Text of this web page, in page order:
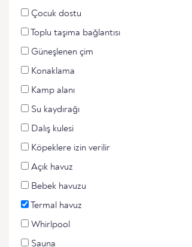
Çocuk dostu
Toplu taşıma bağlantısı
Güneşlenen çim
Konaklama
Kamp alanı
Su kaydırağı
Dalış kulesi
Köpeklere izin verilir
Açık havuz
Bebek havuzu
Termal havuz
Whirlpool
Sauna